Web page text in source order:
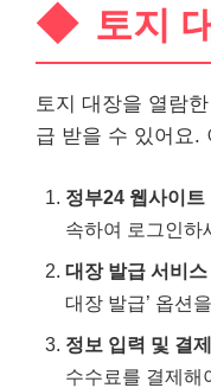
토지
토지 대장을 열람
급 받을 수 있어요.
정부24 웹사이
속하여 로그인하
대장 발급 서비
대장 발급’ 옵션
정보 입력 및 결
수수료를 결제해